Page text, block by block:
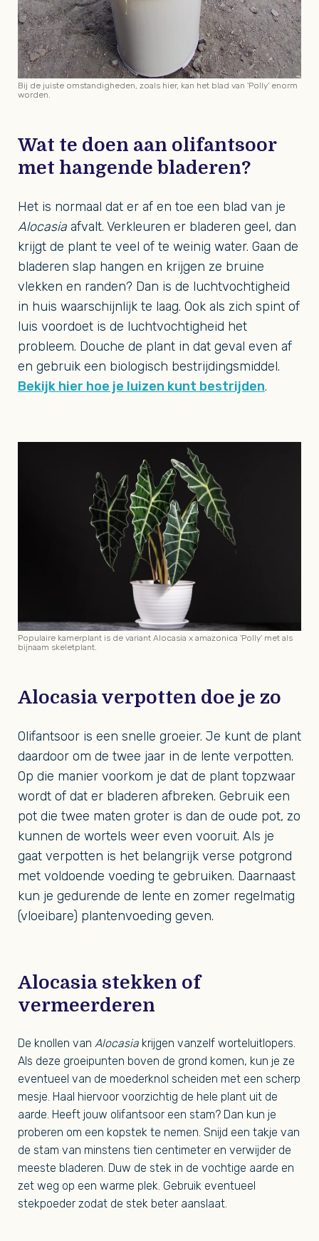
Wat te doen aan olifantsoor
met hangende bladeren?
Het is normaal dat er af en toe een blad van je
Alocasia afvalt. Verkleuren er bladeren geel, dan
krijgt de plant te veel of te weinig water. Gaan de
bladeren slap hangen en krijgen ze bruine
vlekken en randen? Dan is de luchtvochtigheid
in huis waarschijnlijk te laag. Ook als zich spint of
luis voordoet is de luchtvochtigheid het
probleem. Douche de plant in dat geval even af
en gebruik een biologisch bestrijdingsmiddel.
Bekijk hier hoe je luizen kunt bestrijden.
Bij de juiste omstandigheden, zoals hier, kan het blad van 'Polly' enorm
worden.
Alocasia verpotten doe je zo
Olifantsoor is een snelle groeier. Je kunt de plant
daardoor om de twee jaar in de lente verpotten.
Op die manier voorkom je dat de plant topzwaar
wordt of dat er bladeren afbreken. Gebruik een
pot die twee maten groter is dan de oude pot, zo
kunnen de wortels weer even vooruit. Als je
gaat verpotten is het belangrijk verse potgrond
met voldoende voeding te gebruiken. Daarnaast
kun je gedurende de lente en zomer regelmatig
(vloeibare) plantenvoeding geven.
Populaire kamerplant is de variant Alocasia x amazonica 'Polly' met als
bijnaam skeletplant.
Alocasia stekken of
vermeerderen
De knollen van Alocasia krijgen vanzelf worteluitlopers.
Als deze groeipunten boven de grond komen, kun je ze
eventueel van de moederknol scheiden met een scherp
mesje. Haal hiervoor voorzichtig de hele plant uit de
aarde. Heeft jouw olifantsoor een stam? Dan kun je
proberen om een kopstek te nemen. Snijd een takje van
de stam van minstens tien centimeter en verwijder de
meeste bladeren. Duw de stek in de vochtige aarde en
zet weg op een warme plek. Gebruik eventueel
stekpoeder zodat de stek beter aanslaat.